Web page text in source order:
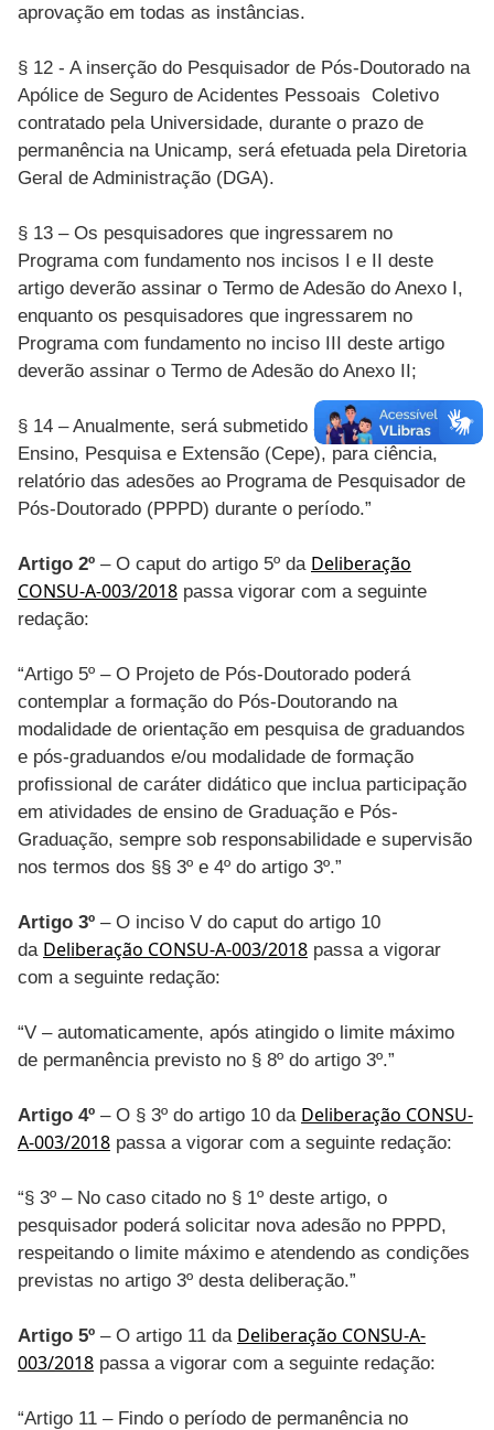
aprovação em todas as instâncias.
§ 12 - A inserção do Pesquisador de Pós-Doutorado na
Apólice de Seguro de Acidentes Pessoais Coletivo
contratado pela Universidade, durante o prazo de
permanência na Unicamp, será efetuada pela Diretoria
Geral de Administração (DGA).
§ 13 – Os pesquisadores que ingressarem no
Programa com fundamento nos incisos I e II deste
artigo deverão assinar o Termo de Adesão do Anexo I,
enquanto os pesquisadores que ingressarem no
Programa com fundamento no inciso III deste artigo
deverão assinar o Termo de Adesão do Anexo II;
§ 14 – Anualmente, será submetido à Câmara de
Ensino, Pesquisa e Extensão (Cepe), para ciência,
relatório das adesões ao Programa de Pesquisador de
Pós-Doutorado (PPPD) durante o período.”
Artigo 2º – O caput do artigo 5º da Deliberação
CONSU-A-003/2018 passa vigorar com a seguinte
redação:
“Artigo 5º – O Projeto de Pós-Doutorado poderá
contemplar a formação do Pós-Doutorando na
modalidade de orientação em pesquisa de graduandos
e pós-graduandos e/ou modalidade de formação
profissional de caráter didático que inclua participação
em atividades de ensino de Graduação e Pós-
Graduação, sempre sob responsabilidade e supervisão
nos termos dos §§ 3º e 4º do artigo 3º.”
Artigo 3º – O inciso V do caput do artigo 10
da Deliberação CONSU-A-003/2018 passa a vigorar
com a seguinte redação:
“V – automaticamente, após atingido o limite máximo
de permanência previsto no § 8º do artigo 3º.”
Artigo 4º – O § 3º do artigo 10 da Deliberação CONSU-
A-003/2018 passa a vigorar com a seguinte redação:
“§ 3º – No caso citado no § 1º deste artigo, o
pesquisador poderá solicitar nova adesão no PPPD,
respeitando o limite máximo e atendendo as condições
previstas no artigo 3º desta deliberação.”
Artigo 5º – O artigo 11 da Deliberação CONSU-A-
003/2018 passa a vigorar com a seguinte redação:
“Artigo 11 – Findo o período de permanência no